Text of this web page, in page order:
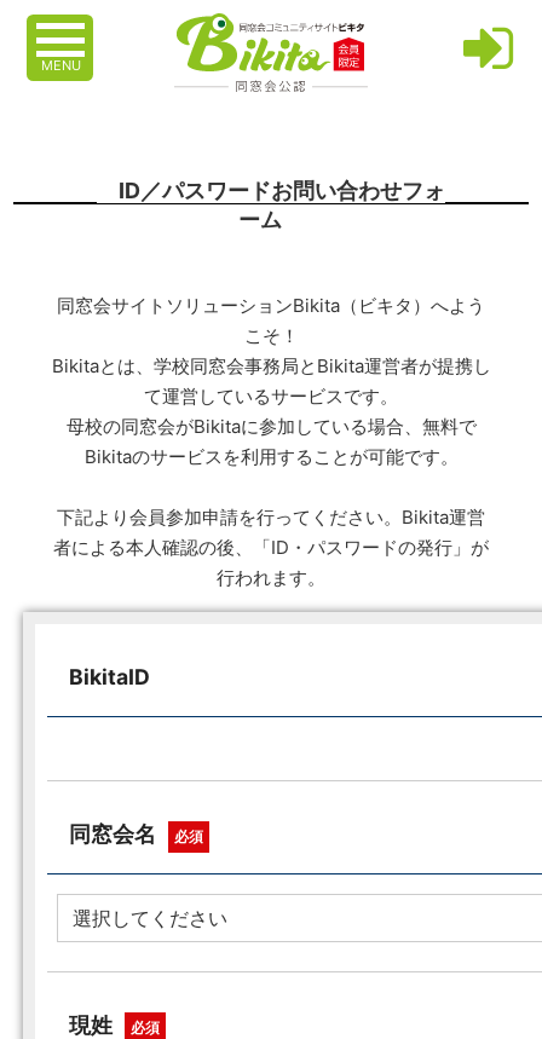
MENU
ID／パスワードお問い合わせフォ
ーム
同窓会サイトソリューションBikita（ビキタ）へよう
こそ！
Bikitaとは、学校同窓会事務局とBikita運営者が提携し
て運営しているサービスです。
母校の同窓会がBikitaに参加している場合、無料で
Bikitaのサービスを利用することが可能です。
下記より会員参加申請を行ってください。Bikita運営
者による本人確認の後、「ID・パスワードの発行」が
行われます。
BikitaID
同窓会名 必須
現姓 必須